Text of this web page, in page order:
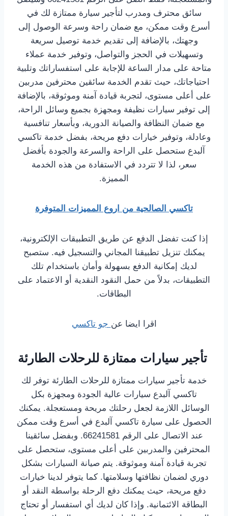
سائق محترف ومدرب لتأجير سيارة ممتازة لك في
أسرع وقت ممكن، مع ضمان راحة وسرعة الوصول إلى
وجهتك، بالإضافة إلى تقديم خدمة توصيل سريعة
وتسهيلات في الحجز والتواصل، وتوفير خدمة عملاء
متاحة على مدار الساعة للإجابة على استفساراتك وتلبية
احتياجاتك، حيث تقدم الخدمة سائقين محترفين مدربين
على أعلى مستوى، لتجربة قيادة آمنة وموثوقة، بالإضافة
إلى توفير سيارات نظيفة ومجهزة بجميع وسائل الراحة،
مع ضمان النظافة والصيانة الدورية، وبأسعار تنافسية
وعادلة، وتوفير خيارات دفع مريحة، بفضل خدمة تاكسي
آلبدع ستحصل على الراحة والسرعة والجودة بأفضل
سعر، لذا لا تتردد في الاستفادة من هذه الخدمة
المميزة.
تاكسي الصالحية من اروع المميزات المتوفرة
إذا كنت تفضل الدفع عن طريق التطبيقات الإلكترونية،
يمكنك تنزيل تطبيقنا المجاني والتسجيل فيه. ستصبح
لديك إمكانية الدفع بسهولة وأمان باستخدام تلك
التطبيقات، بدلاً من حمل النقود النقدية أو الاعتماد على
البطاقات.
اقرا ايضا عن جو تاكسي
تأجير سيارات ممتازة للرحلات الطارئة
خدمة تأجير سيارات ممتازة للرحلات الطارئة توفر لك
تاكسي آلبدع سيارات عالية الجودة ومجهزة بكل
الوسائل اللازمة لجعل رحلتك مريحة ومستعجلة. يمكنك
الحصول على سيارة تاكسي آلبدع في أسرع وقت ممكن
عند الاتصال على الرقم 66241581. وبفضل سائقينا
المحترفين والمدربين على أعلى مستوى، ستحصل على
تجربة قيادة آمنة وموثوقة. يتم صيانة السيارات بشكل
دوري لضمان نظافتها وسلامتها. كما يتوفر لدينا خيارات
دفع مريحة، حيث يمكنك دفع الرحلة بواسطة النقد أو
البطاقة الائتمانية. وإذا كان لديك أي استفسار أو تحتاج